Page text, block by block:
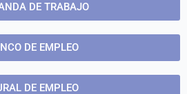
DE TRABAJO
DE EMPLEO
DE EMPLEO